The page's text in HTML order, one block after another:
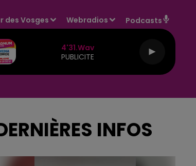
des Vosges Webradios Podcasts
4'31.wav
PUBLICITE
INFOS